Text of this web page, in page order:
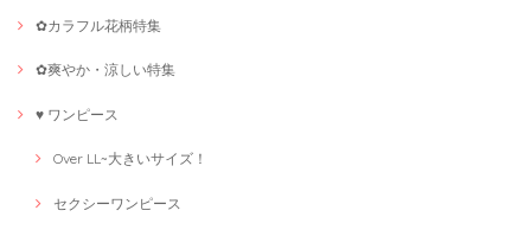
✿カラフル花柄特集
✿爽やか・涼しい特集
♥ ワンピース
Over LL~大きいサイズ！
セクシーワンピース